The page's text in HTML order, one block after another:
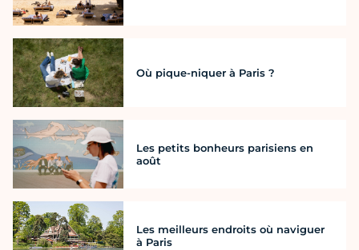
Où pique-niquer à Paris ?
Les petits bonheurs parisiens en
août
Les meilleurs endroits où naviguer
à Paris